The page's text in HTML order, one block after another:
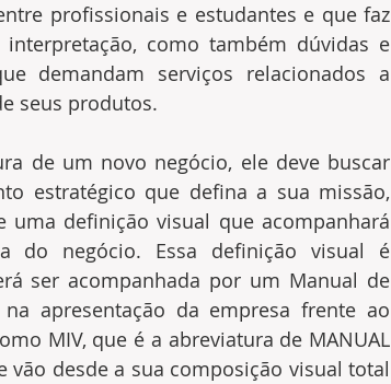
profissionais e estudantes e que faz
como também dúvidas e
demandam serviços relacionados a
seus produtos.
de um novo negócio, ele deve buscar
estratégico que defina a sua missão,
definição visual que acompanhará
do negócio. Essa definição visual é
ser acompanhada por um Manual de
apresentação da empresa frente ao
MIV, que é a abreviatura de MANUAL
vão desde a sua composição visual total